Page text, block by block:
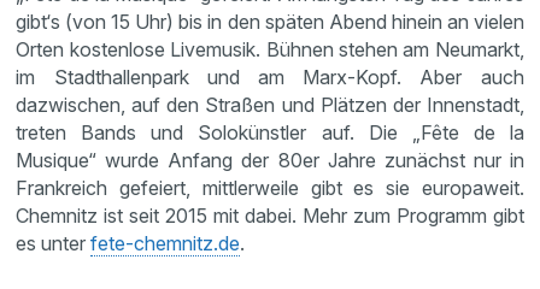
gibt‘s (von 15 Uhr) bis in den späten Abend hinein an vielen
Orten kostenlose Livemusik. Bühnen stehen am Neumarkt,
im Stadthallenpark und am Marx-Kopf. Aber auch
dazwischen, auf den Straßen und Plätzen der Innenstadt,
treten Bands und Solokünstler auf. Die „Fête de la
Musique“ wurde Anfang der 80er Jahre zunächst nur in
Frankreich gefeiert, mittlerweile gibt es sie europaweit.
Chemnitz ist seit 2015 mit dabei. Mehr zum Programm gibt
es unterfete-chemnitz.de.